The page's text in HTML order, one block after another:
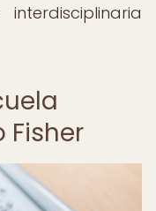
Fisher